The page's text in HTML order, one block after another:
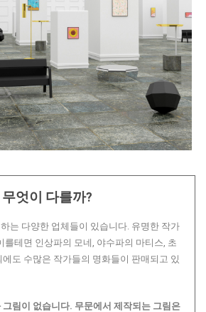
무엇이 다를까?
는 다양한 업체들이 있습니다. 유명한 작가
를테면 인상파의 모네, 야수파의 마티스, 초
도 수많은 작가들의 명화들이 판매되고 있
그림이 없습니다. 무문에서 제작되는 그림은